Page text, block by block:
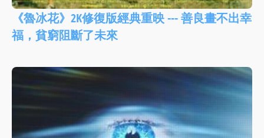
《魯冰花》2K修復版經典重映 --- 善良畫不出幸
福，貧窮阻斷了未來